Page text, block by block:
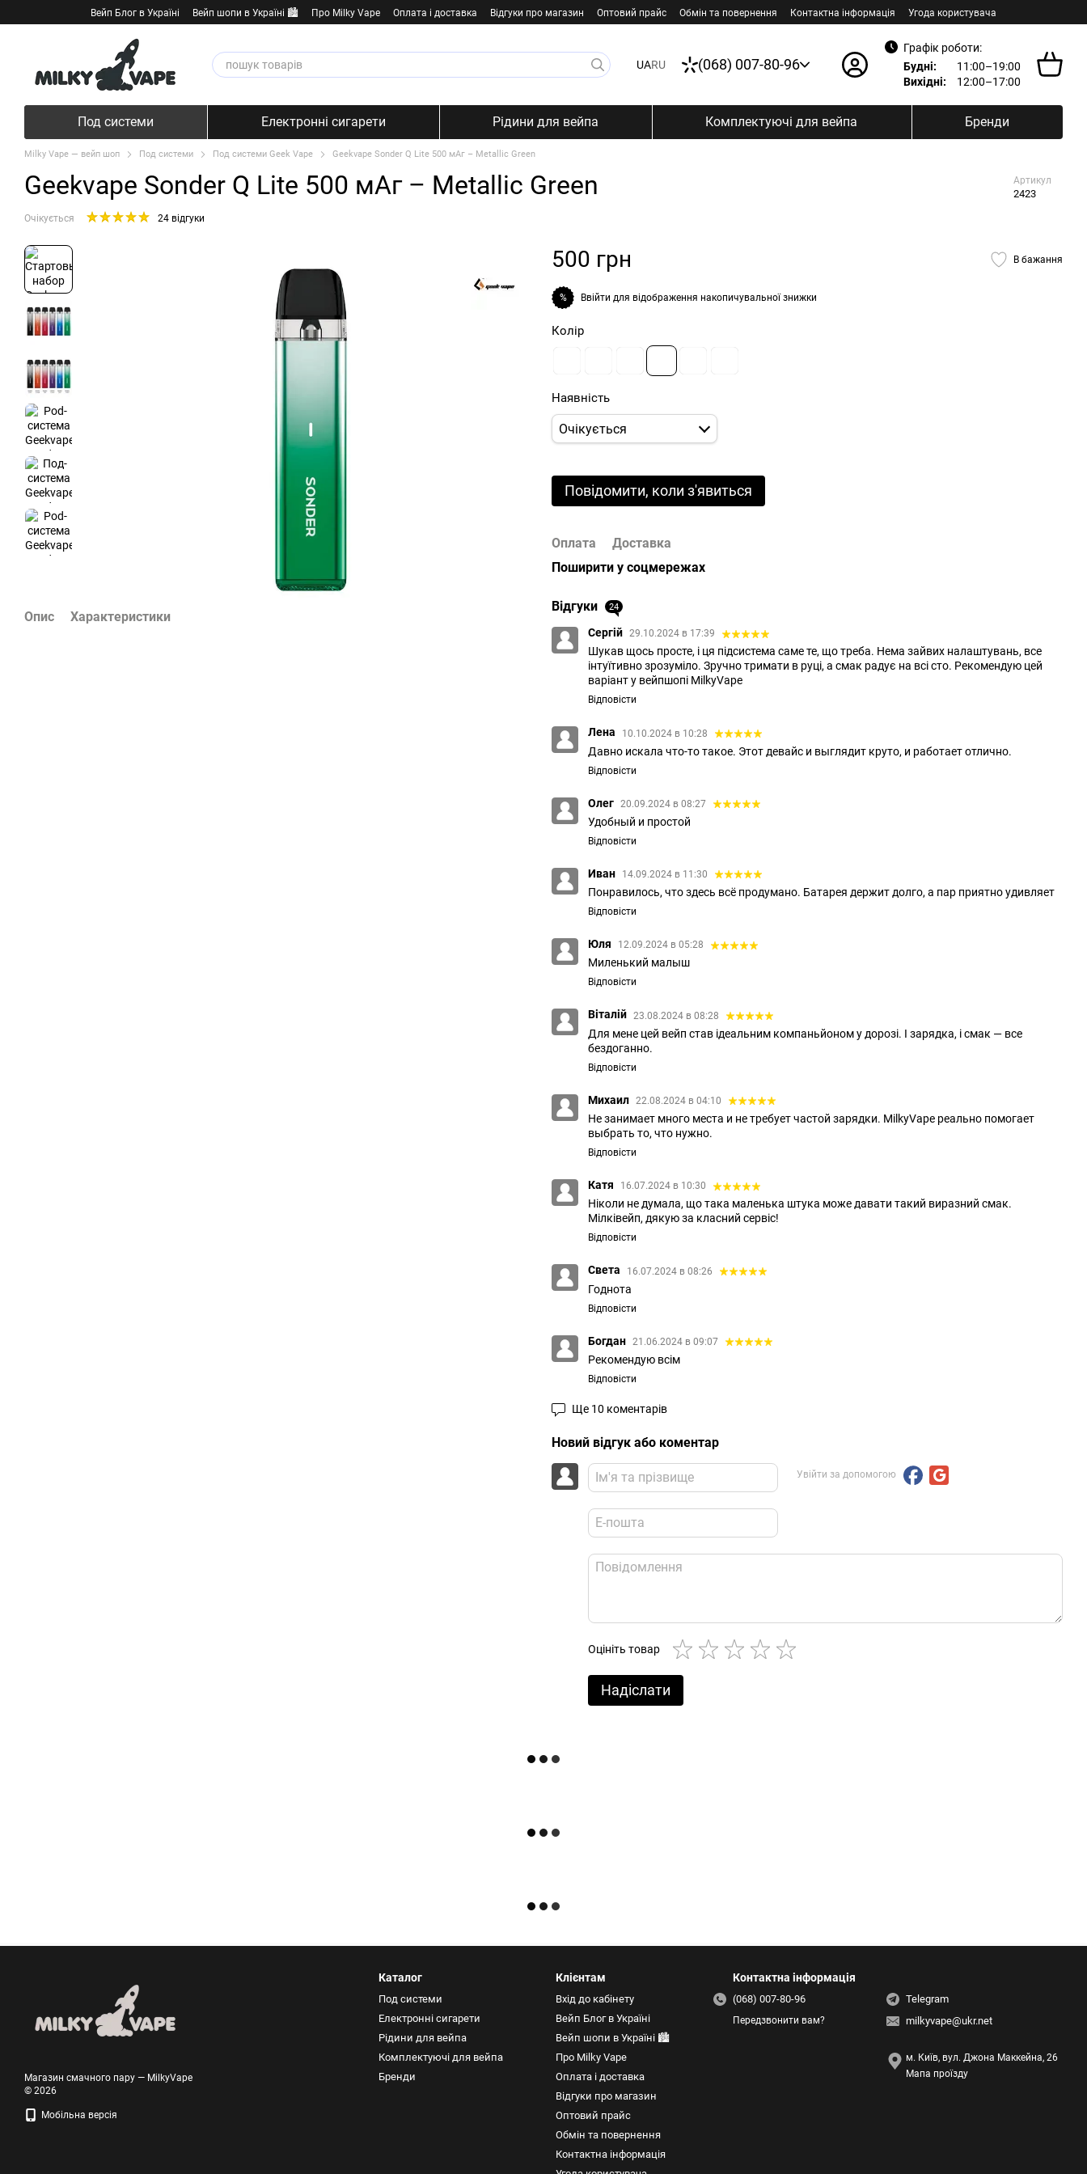
Перейти к основному контенту
Вейп Блог в Україні Вейп шопи в Україні 🏙️ Про Milky Vape Оплата і доставка Відгуки про магазин Оптовий прайс Обмін та повернення Контактна інформація Угода користувача
UARU (068) 007-80-96
Графік роботи:
Будні:
11:00–19:00
Вихідні:
12:00–17:00
Под системи Електронні сигарети Рідини для вейпа Комплектуючі для вейпа Бренди
Milky Vape — вейп шоп Под системи Под системи Geek Vape Geekvape Sonder Q Lite 500 мАг – Metallic Green
Geekvape Sonder Q Lite 500 мАг – Metallic Green Артикул
2423
Очікується 24 відгуки
Опис Характеристики
500 грн В бажання
% Ввійти для відображення накопичувальної знижки
Колір
Наявність
Очікується
Повідомити, коли з'явиться
Оплата
Доставка
Поширити у соцмережах
Відгуки 24
Сергій 29.10.2024 в 17:39
Шукав щось просте, і ця підсистема саме те, що треба. Нема зайвих налаштувань, все
інтуїтивно зрозуміло. Зручно тримати в руці, а смак радує на всі сто. Рекомендую цей
варіант у вейпшопі MilkyVape
Відповісти
Лена 10.10.2024 в 10:28
Давно искала что-то такое. Этот девайс и выглядит круто, и работает отлично.
Відповісти
Олег 20.09.2024 в 08:27
Удобный и простой
Відповісти
Иван 14.09.2024 в 11:30
Понравилось, что здесь всё продумано. Батарея держит долго, а пар приятно удивляет
Відповісти
Юля 12.09.2024 в 05:28
Миленький малыш
Відповісти
Віталій 23.08.2024 в 08:28
Для мене цей вейп став ідеальним компаньйоном у дорозі. І зарядка, і смак — все
бездоганно.
Відповісти
Михаил 22.08.2024 в 04:10
Не занимаeт много места и не требует частой зарядки. MilkyVape реально помогает
выбрать то, что нужно.
Відповісти
Катя 16.07.2024 в 10:30
Ніколи не думала, що така маленька штука може давати такий виразний смак.
Мілківейп, дякую за класний сервіс!
Відповісти
Света 16.07.2024 в 08:26
Годнота
Відповісти
Богдан 21.06.2024 в 09:07
Рекомендую всім
Відповісти
Ще 10 коментарів
Новий відгук або коментар
Увійти за допомогою
Оцініть товар
Надіслати
Магазин смачного пару — MilkyVape
© 2026
Мобільна версія
Каталог
Под системи
Електронні сигарети
Рідини для вейпа
Комплектуючі для вейпа
Бренди
Клієнтам
Вхід до кабінету
Вейп Блог в Україні
Вейп шопи в Україні 🏙️
Про Milky Vape
Оплата і доставка
Відгуки про магазин
Оптовий прайс
Обмін та повернення
Контактна інформація
Контактна інформація
(068) 007-80-96
Передзвонити вам?
Telegram
milkyvape@ukr.net
м. Київ, вул. Джона Маккейна, 26
Мапа проїзду